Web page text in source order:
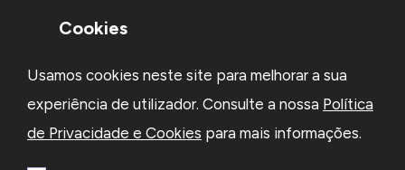
Li e aceito aPolítica de Privacidadee os Termos e Condições
Cookies
Usamos cookies neste site para melhorar a sua
experiência de utilizador. Consulte a nossa Política
de Privacidade e Cookies para mais informações.